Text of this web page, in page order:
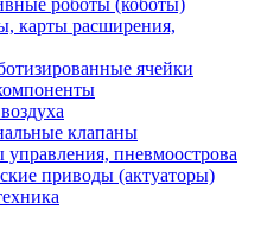
роботы (коботы)
карты расширения,
ячейки
клапаны
пневмоострова
приводы (актуаторы)